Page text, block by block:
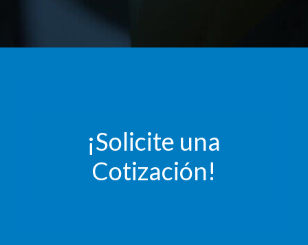
¡Solicite una
Cotización!